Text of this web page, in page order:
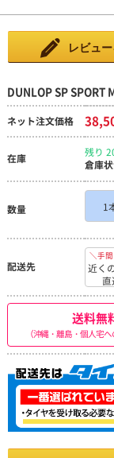
レビュー
DUNLOP SP SPORT
ネット注文価格
在庫
残り
倉庫
数量 1
配送先
＼手
近く
直
送料無
（沖縄・離島・個人宅へ